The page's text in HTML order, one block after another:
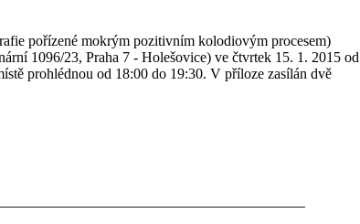
pořízené mokrým pozitivním kolodiovým procesem)
1096/23, Praha 7 - Holešovice) ve čtvrtek 15. 1. 2015 od
prohlédnou od 18:00 do 19:30. V příloze zasílán dvě